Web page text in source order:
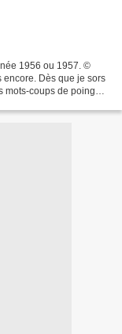
1956 ou 1957. ©
encore. Dès que je sors
mots-coups de poing